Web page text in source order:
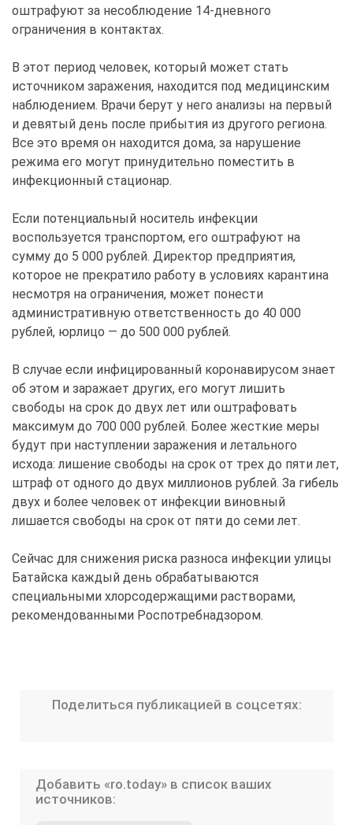
оштрафуют за несоблюдение 14-дневного
ограничения в контактах.
В этот период человек, который может стать
источником заражения, находится под медицинским
наблюдением. Врачи берут у него анализы на первый
и девятый день после прибытия из другого региона.
Все это время он находится дома, за нарушение
режима его могут принудительно поместить в
инфекционный стационар.
Если потенциальный носитель инфекции
воспользуется транспортом, его оштрафуют на
сумму до 5 000 рублей. Директор предприятия,
которое не прекратило работу в условиях карантина
несмотря на ограничения, может понести
административную ответственность до 40 000
рублей, юрлицо — до 500 000 рублей.
В случае если инфицированный коронавирусом знает
об этом и заражает других, его могут лишить
свободы на срок до двух лет или оштрафовать
максимум до 700 000 рублей. Более жесткие меры
будут при наступлении заражения и летального
исхода: лишение свободы на срок от трех до пяти лет,
штраф от одного до двух миллионов рублей. За гибель
двух и более человек от инфекции виновный
лишается свободы на срок от пяти до семи лет.
Сейчас для снижения риска разноса инфекции улицы
Батайска каждый день обрабатываются
специальными хлорсодержащими растворами,
рекомендованными Роспотребнадзором.
Поделиться публикацией в соцсетях:
Добавить «ro.today» в список ваших
источников: